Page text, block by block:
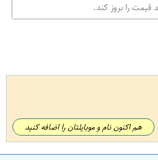
قیمت را بروز کند.
هم اکنون نام و موبایلتان را اضافه کنید